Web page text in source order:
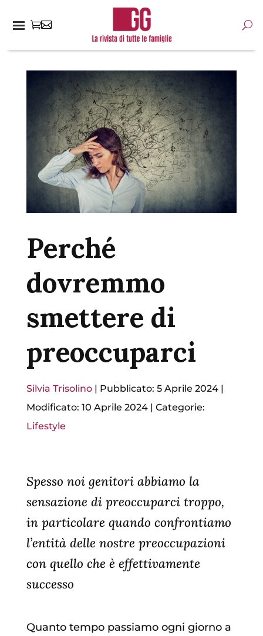
Perché
dovremmo
smettere di
preoccuparci
Silvia Trisolino| Pubblicato: 5 Aprile 2024|
Modificato: 10 Aprile 2024| Categorie:
Lifestyle
Spesso noi genitori abbiamo la
sensazione di preoccuparci troppo,
in particolare quando confrontiamo
l’entità delle nostre preoccupazioni
con quello che è effettivamente
successo
Quanto tempo passiamo ogni giorno a